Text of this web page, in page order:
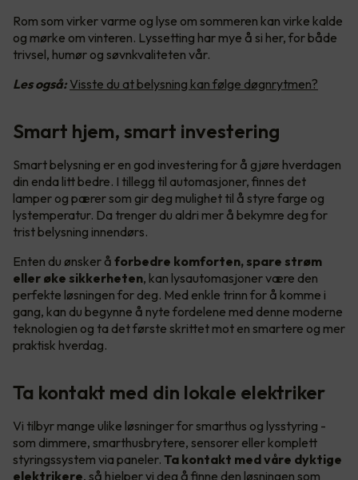
Rom som virker varme og lyse om sommeren kan virke kalde
og mørke om vinteren. Lyssetting har mye å si her, for både
trivsel, humør og søvnkvaliteten vår.
Les også: Visste du at belysning kan følge døgnrytmen?
Smart hjem, smart investering
Smart belysning er en god investering for å gjøre hverdagen
din enda litt bedre. I tillegg til automasjoner, finnes det
lamper og pærer som gir deg mulighet til å styre farge og
lystemperatur. Da trenger du aldri mer å bekymre deg for
trist belysning innendørs.
Enten du ønsker å forbedre komforten, spare strøm
eller øke sikkerheten, kan lysautomasjoner være den
perfekte løsningen for deg. Med enkle trinn for å komme i
gang, kan du begynne å nyte fordelene med denne moderne
teknologien og ta det første skrittet mot en smartere og mer
praktisk hverdag.
Ta kontakt med din lokale elektriker
Vi tilbyr mange ulike løsninger for smarthus og lysstyring -
som dimmere, smarthusbrytere, sensorer eller komplett
styringssystem via paneler. Ta kontakt med våre dyktige
elektrikere, så hjelper vi deg å finne den løsningen som